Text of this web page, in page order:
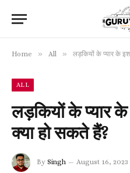
Home » All » लड़कियों के प्यार के
ALL
लड़कियों के प्यार
क्या हो सकते हैं?
By Singh August 16, 2023